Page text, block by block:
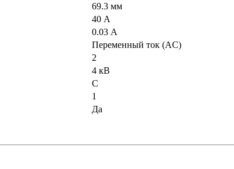
69.3 мм
40 А
0.03 А
Переменный ток (AC)
2
4 кВ
C
1
Да